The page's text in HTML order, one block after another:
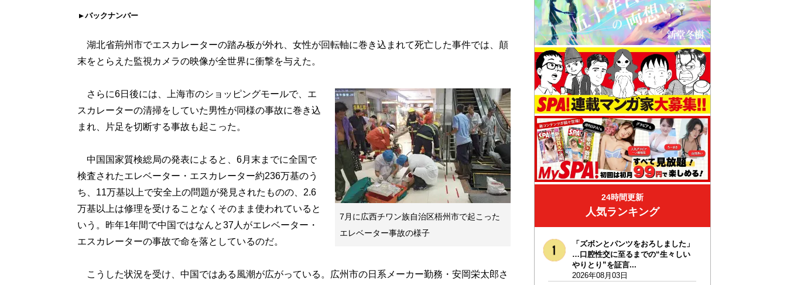
バックナンバー
湖北省荊州市でエスカレーターの踏み板が外れ、女性が回転軸に巻き込まれて死亡した事件では、顛
末をとらえた監視カメラの映像が全世界に衝撃を与えた。
7月に広西チワン族自治区梧州市で起こった
エレベーター事故の様子
さらに6日後には、上海市のショッピングモールで、エ
スカレーターの清掃をしていた男性が同様の事故に巻き込
まれ、片足を切断する事故も起こった。
中国国家質検総局の発表によると、6月末までに全国で
検査されたエレベーター・エスカレーター約236万基のう
ち、11万基以上で安全上の問題が発見されたものの、2.6
万基以上は修理を受けることなくそのまま使われていると
いう。昨年1年間で中国ではなんと37人がエレベーター・
エスカレーターの事故で命を落としているのだ。
こうした状況を受け、中国ではある風潮が広がっている。広州市の日系メーカー勤務・安岡栄太郎さ
24時間更新
人気ランキング
「ズボンとパンツをおろしました」
…口腔性交に至るまでの“生々しい
やりとり”を証言...
2026年08月03日